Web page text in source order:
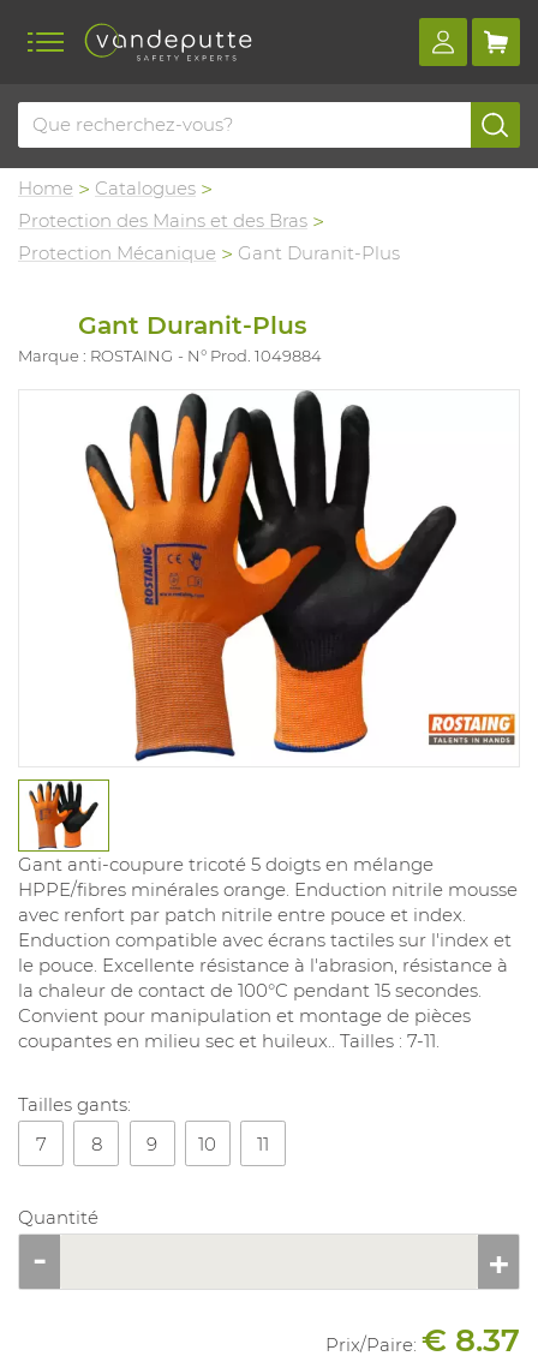
Home
Catalogues
Protection des Mains et des Bras
Protection Mécanique
Gant Duranit-Plus
Gant Duranit-Plus
Marque : ROSTAING N° Prod. 1049884
Gant anti-coupure tricoté 5 doigts en mélange
HPPE/fibres minérales orange. Enduction nitrile mousse
avec renfort par patch nitrile entre pouce et index.
Enduction compatible avec écrans tactiles sur l'index et
le pouce. Excellente résistance à l'abrasion, résistance à
la chaleur de contact de 100°C pendant 15 secondes.
Convient pour manipulation et montage de pièces
coupantes en milieu sec et huileux.. Tailles : 7-11.
Tailles gants:
7
8 9 10 11
Quantité
Prix/Paire: € 8.37